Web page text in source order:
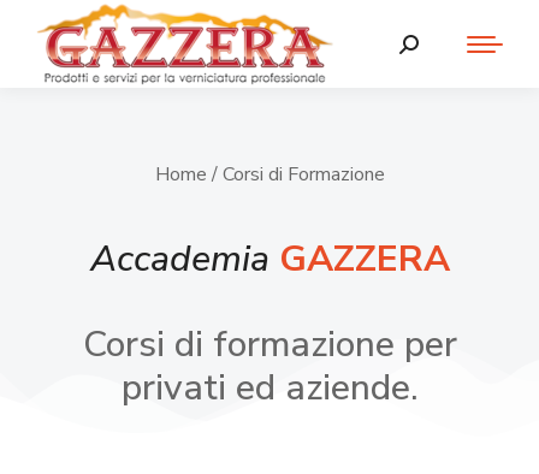
Home / Corsi di Formazione
Accademia GAZZERA
Corsi di formazione per
privati ed aziende.